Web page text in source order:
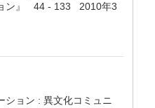
ン』 44 - 133 2010年3
ション : 異文化コミュニ